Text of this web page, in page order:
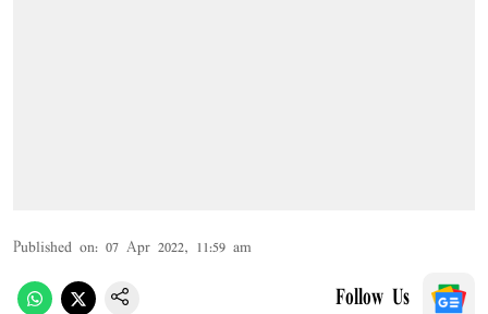
Published on: 07 Apr 2022, 11:59 am
Follow Us